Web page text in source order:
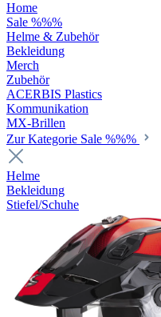
Home
Sale %%%
Helme & Zubehör
Bekleidung
Merch
Zubehör
ACERBIS Plastics
Kommunikation
MX-Brillen
Zur Kategorie Sale %%%
Helme
Bekleidung
Stiefel/Schuhe